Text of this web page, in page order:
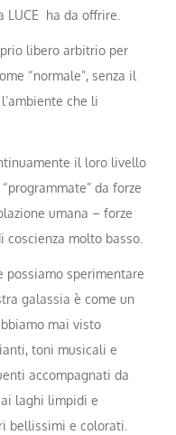
ha da offrire.
libero arbitrio per
“normale”, senza il
che li
il loro livello
da forze
umana – forze
molto basso.
possiamo sperimentare
galassia è come un
mai visto
toni musicali e
accompagnati da
ai laghi limpidi e
bellissimi e colorati.